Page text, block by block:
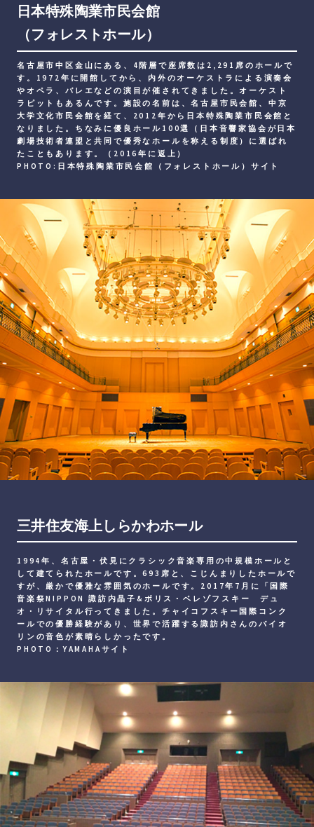
日本特殊陶業市民会館
（フォレストホール）
名古屋市中区金山にある、4階層で座席数は2,291席のホールで
す。1972年に開館してから、内外のオーケストラによる演奏会
やオペラ、バレエなどの演目が催されてきました。オーケスト
ラピットもあるんです。施設の名前は、名古屋市民会館、中京
大学文化市民会館を経て、2012年から日本特殊陶業市民会館と
なりました。ちなみに優良ホール100選（日本音響家協会が日本
劇場技術者連盟と共同で優秀なホールを称える制度）に選ばれ
たこともあります。（2016年に返上）
PHOTO:日本特殊陶業市民会館（フォレストホール）サイト
三井住友海上しらかわホール
1994年、名古屋・伏見にクラシック音楽専用の中規模ホールと
して建てられたホールです。693席と、こじんまりしたホールで
すが、厳かで優雅な雰囲気のホールです。2017年7月に「国際
音楽祭NIPPON 諏訪内晶子&ボリス・ベレゾフスキー デュ
オ・リサイタル行ってきました。チャイコフスキー国際コンク
ールでの優勝経験があり、世界で活躍する諏訪内さんのバイオ
リンの音色が素晴らしかったです。
PHOTO：YAMAHAサイト